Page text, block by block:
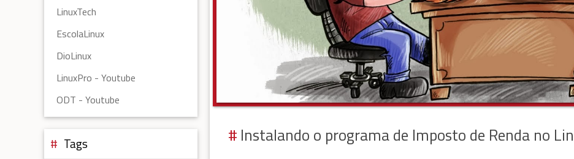
LinuxTech
EscolaLinux
DioLinux
LinuxPro - Youtube
ODT - Youtube
Tags Instalando o programa de Imposto de Renda no